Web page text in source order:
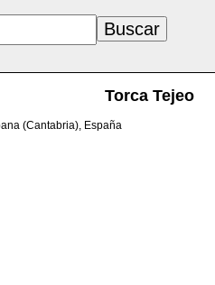
Torca Tejeo
(Cantabria), España